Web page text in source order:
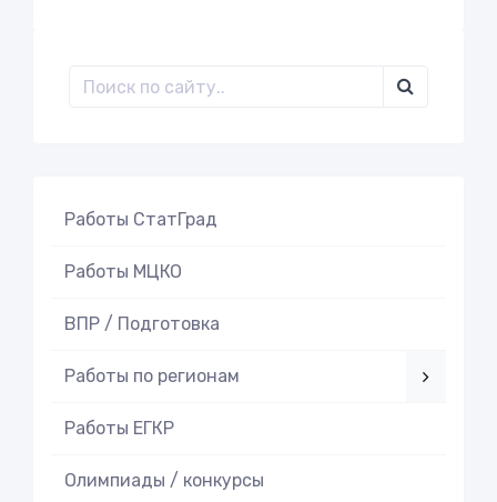
Работы СтатГрад
Работы МЦКО
ВПР / Подготовка
Работы по регионам
Работы ЕГКР
Олимпиады / конкурсы